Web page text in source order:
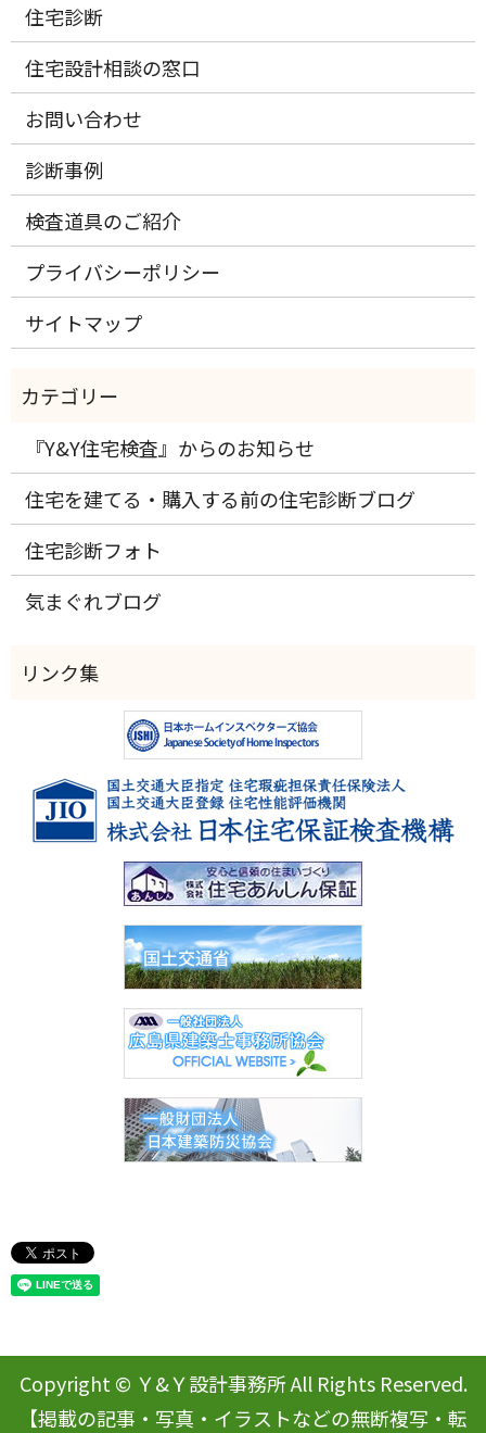
住宅診断
住宅設計相談の窓口
お問い合わせ
診断事例
検査道具のご紹介
プライバシーポリシー
サイトマップ
『Y&Y住宅検査』からのお知らせ
住宅を建てる・購入する前の住宅診断ブログ
住宅診断フォト
気まぐれブログ
Copyright © Ｙ&Ｙ設計事務所 All Rights Reserved.
【掲載の記事・写真・イラストなどの無断複写・転